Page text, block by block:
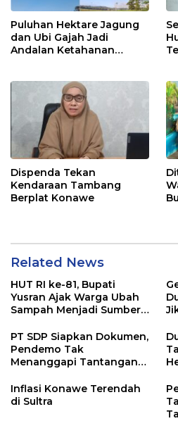
Puluhan Hektare Jagung
dan Ubi Gajah Jadi
Andalan Ketahanan
Dispenda Tekan
Kendaraan Tambang
Berplat Konawe
Related News
HUT RI ke-81, Bupati
Yusran Ajak Warga Ubah
Sampah Menjadi Sumber
PT SDP Siapkan Dokumen,
Pendemo Tak
Menanggapi Tantangan
Inflasi Konawe Terendah
di Sultra